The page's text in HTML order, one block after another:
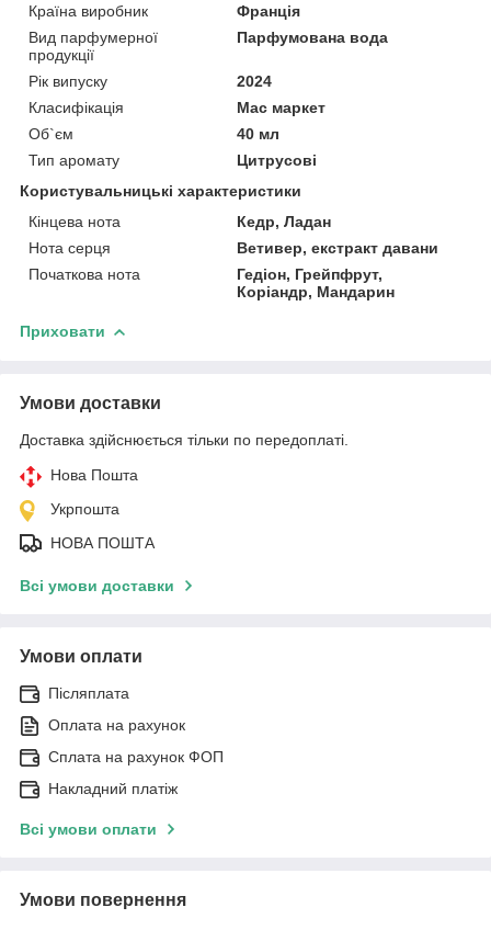
Країна виробник
Франція
Вид парфумерної
продукції
Парфумована вода
Рік випуску
2024
Класифікація
Мас маркет
Об`єм
40 мл
Тип аромату
Цитрусові
Користувальницькі характеристики
Кінцева нота
Кедр, Ладан
Нота серця
Ветивер, екстракт давани
Початкова нота
Гедіон, Грейпфрут,
Коріандр, Мандарин
Приховати
Умови доставки
Доставка здійснюється тільки по передоплаті.
Нова Пошта
Укрпошта
НОВА ПОШТА
Всі умови доставки
Умови оплати
Післяплата
Оплата на рахунок
Сплата на рахунок ФОП
Накладний платіж
Всі умови оплати
Умови повернення